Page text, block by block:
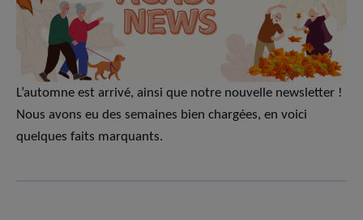
L’automne est arrivé, ainsi que notre nouvelle newsletter !
Nous avons eu des semaines bien chargées, en voici
quelques faits marquants.